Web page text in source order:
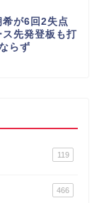
希が6回2失点
先発登板も打
らず
119
466